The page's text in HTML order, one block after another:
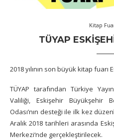
Kitap
TÜYAP
2018 yılının son büyük kitap fuarı
TÜYAP tarafından Türkiye
Valiliği, Eskişehir Büyükşehir
Odası’nın desteği ile ilk kez
Aralık 2018 tarihleri arasında
Merkezi‘nde gerçekleştirilecek.